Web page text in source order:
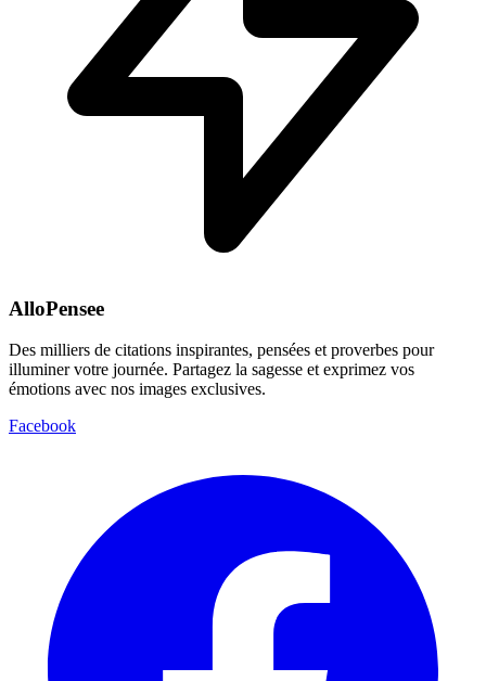
AlloPensee
Des milliers de citations inspirantes, pensées et proverbes pour
illuminer votre journée. Partagez la sagesse et exprimez vos
émotions avec nos images exclusives.
Facebook